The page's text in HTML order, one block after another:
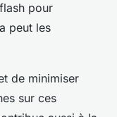
pour
peut les
de minimiser
sur ces